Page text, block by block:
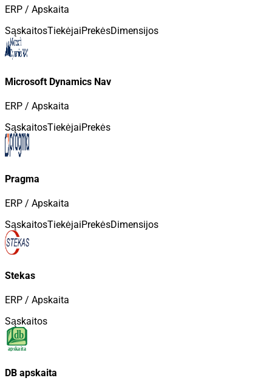
ERP / Apskaita
SąskaitosTiekėjaiPrekėsDimensijos
Microsoft Dynamics Nav
ERP / Apskaita
SąskaitosTiekėjaiPrekės
Pragma
ERP / Apskaita
SąskaitosTiekėjaiPrekėsDimensijos
Stekas
ERP / Apskaita
Sąskaitos
DB apskaita